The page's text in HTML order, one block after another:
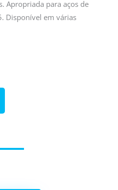
Apropriada para aços de
Disponível em várias